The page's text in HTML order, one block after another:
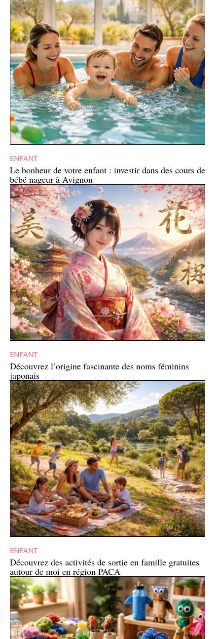
ENFANT
Le bonheur de votre enfant : investir dans des cours de
bébé nageur à Avignon
ENFANT
Découvrez l’origine fascinante des noms féminins
japonais
ENFANT
Découvrez des activités de sortie en famille gratuites
autour de moi en région PACA